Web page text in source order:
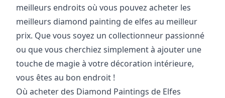
meilleurs endroits où vous pouvez acheter les
meilleurs diamond painting de elfes au meilleur
prix. Que vous soyez un collectionneur passionné
ou que vous cherchiez simplement à ajouter une
touche de magie à votre décoration intérieure,
vous êtes au bon endroit !
Où acheter des Diamond Paintings de Elfes